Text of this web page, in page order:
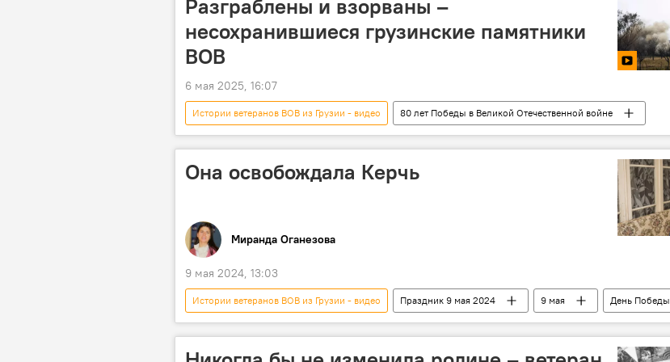
Разграблены и взорваны –
несохранившиеся грузинские памятники
ВОВ
6 мая 2025, 16:07
Истории ветеранов ВОВ из Грузии - видео
80 лет Победы в Великой Отечественной войне
Видео
Видео-новости из Грузии Мультимедиа ВОВ
Ветераны
Она освобождала Керчь
Миранда Оганезова
9 мая 2024, 13:03
Истории ветеранов ВОВ из Грузии - видео Праздник 9 мая 2024 9 мая
День Победы
ОБЩЕСТВО
ВОВ